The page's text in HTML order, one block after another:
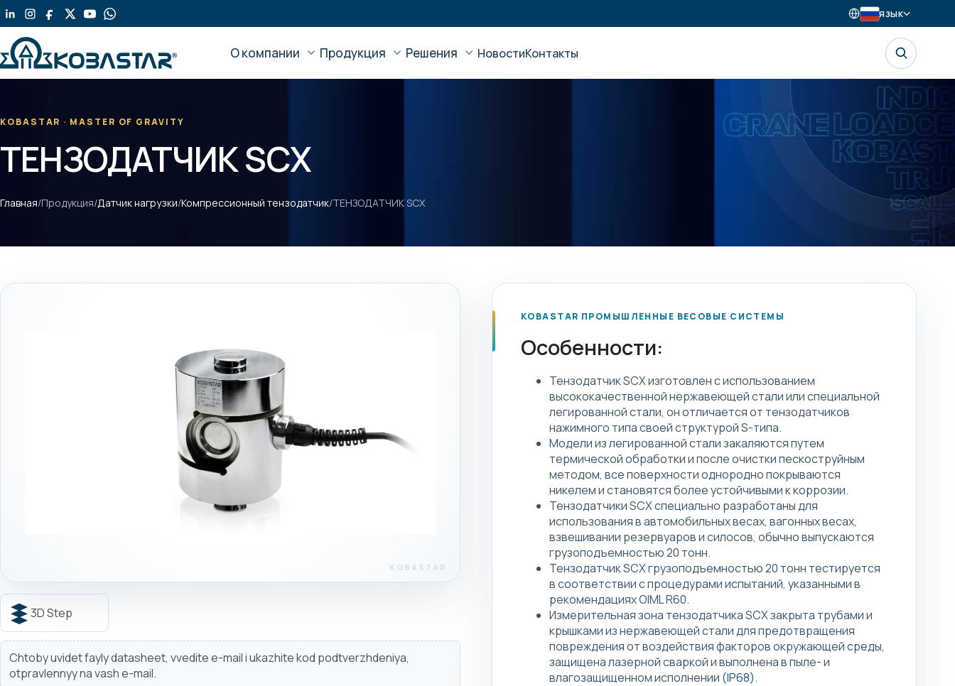
Перейти
содержанию
ЯЗЫК
О компании Продукция Решения НовостиКонтакты
KOBASTAR · MASTER OF GRAVITY
ТЕНЗОДАТЧИК SCX
Главная/Продукция/Датчик нагрузки/Компрессионный тензодатчик/ТЕНЗОДАТЧИК SCX
3D Step
Chtoby uvidet fayly datasheet, vvedite e-mail i ukazhite kod podtverzhdeniya,
otpravlennyy na vash e-mail.
KOBASTAR ПРОМЫШЛЕННЫЕ ВЕСОВЫЕ СИСТЕМЫ
Особенности:
Тензодатчик SCX изготовлен с использованием
высококачественной нержавеющей стали или специальной
легированной стали, он отличается от тензодатчиков
нажимного типа своей структурой S-типа.
Модели из легированной стали закаляются путем
термической обработки и после очистки пескоструйным
методом, все поверхности однородно покрываются
никелем и становятся более устойчивыми к коррозии.
Тензодатчики SCX специально разработаны для
использования в автомобильных весах, вагонных весах,
взвешивании резервуаров и силосов, обычно выпускаются
грузоподъемностью 20 тонн.
Тензодатчик SCX грузоподъемностью 20 тонн тестируется
в соответствии с процедурами испытаний, указанными в
рекомендациях OIML R60.
Измерительная зона тензодатчика SCX закрыта трубами и
крышками из нержавеющей стали для предотвращения
повреждения от воздействия факторов окружающей среды,
защищена лазерной сваркой и выполнена в пыле- и
влагозащищенном исполнении (IP68).